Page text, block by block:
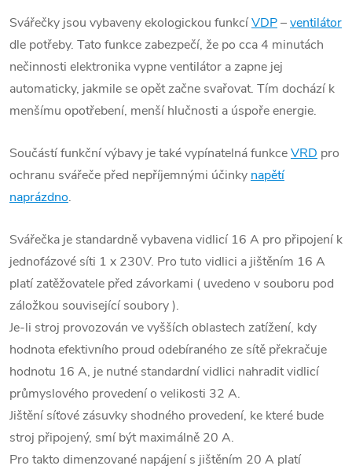
Svářečky jsou vybaveny ekologickou funkcíVDP–ventilátor
dle potřeby. Tato funkce zabezpečí, že po cca 4 minutách
nečinnosti elektronika vypne ventilátor a zapne jej
automaticky, jakmile se opět začne svařovat. Tím dochází k
menšímu opotřebení, menší hlučnosti a úspoře energie.
Součástí funkční výbavy je také vypínatelná funkceVRD pro
ochranu svářeče před nepříjemnými účinky napětí
naprázdno.
Svářečka je standardně vybavena vidlicí 16 A pro připojení k
jednofázové síti 1 x 230V. Pro tuto vidlici a jištěním 16 A
platí zatěžovatele před závorkami ( uvedeno v souboru pod
záložkou související soubory ).
Je-li stroj provozován ve vyšších oblastech zatížení, kdy
hodnota efektivního proud odebíraného ze sítě překračuje
hodnotu 16 A, je nutné standardní vidlici nahradit vidlicí
průmyslového provedení o velikosti 32 A.
Jištění síťové zásuvky shodného provedení, ke které bude
stroj připojený, smí být maximálně 20 A.
Pro takto dimenzované napájení s jištěním 20 A platí